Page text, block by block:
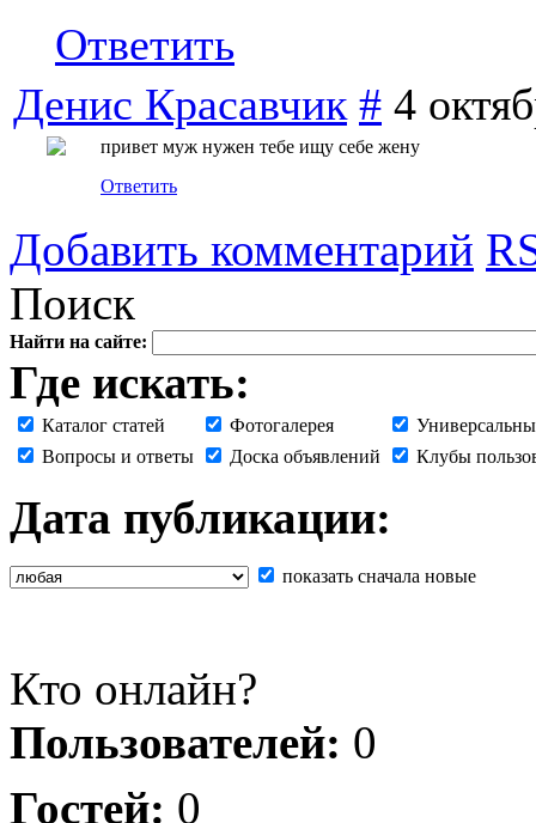
Ответить
Денис Красавчик # 4
привет муж нужен тебе ищу себе жену
Ответить
Добавить комментарий
Поиск
Найти на сайте:
Где искать:
Каталог статей Фотогалерея
Вопросы и ответы
Доска объявлений Клубы
Дата публикации:
показать сначала новые
Кто онлайн?
Пользователей: 0
Гостей: 0